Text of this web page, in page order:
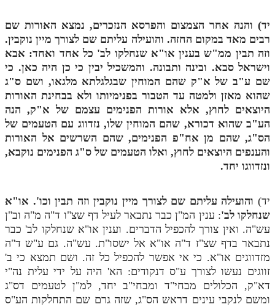
תלמוד עשר הספירות בעיון
תלמוד עשר הספירות חלק א
תע"ס חלק ג' עיון
תלמוד עשר הספירות חלק ד
תלמוד עשר הספירות חלק ה
תלמוד עשר הספירות חלק ז
תלמוד עשר הספירות חלק ח
תלמוד עשר הספירות חלק ט
תלמוד עשר הספירות חלק י
תלמוד עשר הספירות חלק יא
יד) והנה אחר הצמצום והפרסא הנזכרים, נמצא האורות שם
רבים מאד במקום החזה. והועילה עליתם שם לצורך מיין נוקבין.
וזה תבין ממ"ש בענין או"א שנחלקו לב' כל אחד ואחד: אבא
וישראל סבא. ובינה ותבונה. והמשכיל יבין כי כן היה כאן. כי
שם ע"ב של א"ק שהם המוחין שבגלגלתא מלגאו, ושם ס"ג
שהוא מאזן ולמטה עד הטבור בפנימיותו ולא בבחינת האורות
היוצאים לחוץ, אלא אורות הפנימים עצמם של א"ק, הנה
הע"ב שהוא דכורא, שהם המוחין שלו, נזדווג עם הטעמים של
הס"ג, שהם מן אח"פ הפנימים, שהם השרשים אל האורות
והענפים היוצאים לחוץ, ואלו הטעמים של ס"ג הפנימים נוקבא,
ונזדווגו יחד.
יד) והועילה עליתם שם לצורך מיין נוקבין וזה תבין וכו'. או"א
שנחלקו לב': ענין המ"ן כבר נתבאר לעיל דף שצ"ו ד"ה מ"ה וב"ן
עש"ה. ואין צורך להכפיל הדברים. וענין או"א שנחלקו לב' כבר
נתבאר בדף שצ"ז ד"ה או"א אל ישסו"ת. עש"ה. גם ע"ש ד"ה
מזדווגים או"א. כי אי אפשר להכפיל כל זה. ושם תמצא כי ב'
זווגים נעשו לצורך ע"ס דנקודים: הא' היה על ידי עלית נה"י
דא"ק, הכלולים מבחי"ד ומבחי"ב יחד, למ"ן לטעמים דס"ג
ומשם לנקבי עינים דראש הס"ג, שזה גרם שם התחלקות הע"ס